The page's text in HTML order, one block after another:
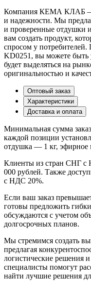
Компания КЕМА КЛАБ —
и надежности. Мы
и проверенные отдушки
вам создать продукт,
спросом у потребителей.
KD0251, вы можете быть
будет выделяться на
оригинальностью и
Оптовый заказ
Характеристики
Доставка и оплата
Минимальная сумма
каждой позиции
отдушка — 1 кг,
Клиенты из стран СНГ с
000 рублей. Также
с НДС 20%.
Если ваш заказ
готовы предложить
обсуждаются с учетом
долгосрочных планов.
Мы стремимся создать
предлагая
логистические решения
специалисты помогут
найти лучшие решения